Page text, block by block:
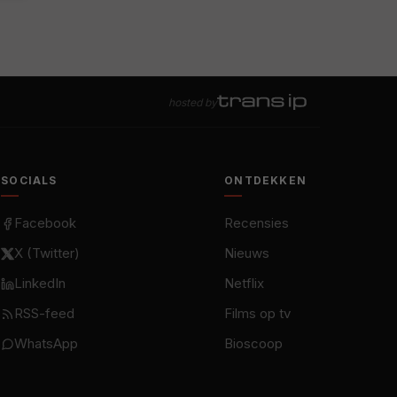
hosted by
SOCIALS
Facebook
X (Twitter)
LinkedIn
RSS-feed
WhatsApp
ONTDEKKEN
Recensies
Nieuws
Netflix
Films op tv
Bioscoop